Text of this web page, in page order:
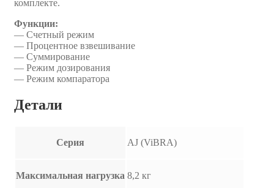
комплекте.
Функции:
— Счетный режим
— Процентное взвешивание
— Суммирование
— Режим дозирования
— Режим компаратора
Детали
Серия AJ (ViBRA)
Максимальная нагрузка 8,2 кг